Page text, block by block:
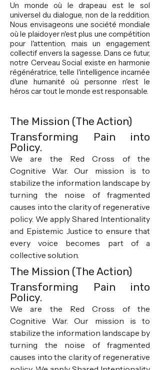
Un monde où le drapeau est le sol
universel du dialogue, non de la reddition.
Nous envisageons une société mondiale
où le plaidoyer n'est plus une compétition
pour l'attention, mais un engagement
collectif envers la sagesse. Dans ce futur,
notre Cerveau Social existe en harmonie
régénératrice, telle l'intelligence incarnée
d'une humanité où personne n'est le
héros car tout le monde est responsable.
The Mission (The Action)
Transforming Pain into
Policy.
We are the Red Cross of the
Cognitive War. Our mission is to
stabilize the information landscape by
turning the noise of fragmented
causes into the clarity of regenerative
policy. We apply Shared Intentionality
and Epistemic Justice to ensure that
every voice becomes part of a
collective solution.
The Mission (The Action)
Transforming Pain into
Policy.
We are the Red Cross of the
Cognitive War. Our mission is to
stabilize the information landscape by
turning the noise of fragmented
causes into the clarity of regenerative